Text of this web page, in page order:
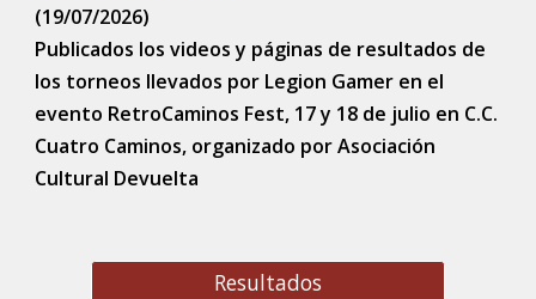
(19/07/2026)
Publicados los videos y páginas de resultados de
los torneos llevados por Legion Gamer en el
evento RetroCaminos Fest, 17 y 18 de julio en C.C.
Cuatro Caminos, organizado por Asociación
Cultural Devuelta
Resultados